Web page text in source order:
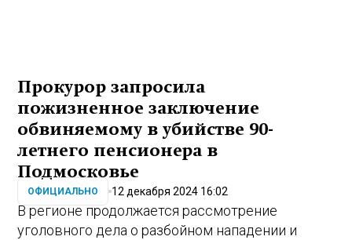
Прокурор запросила
пожизненное заключение
обвиняемому в убийстве 90-
летнего пенсионера в
Подмосковье
ОФИЦИАЛЬНО 12 декабря 2024 16:02
В регионе продолжается рассмотрение
уголовного дела о разбойном нападении и